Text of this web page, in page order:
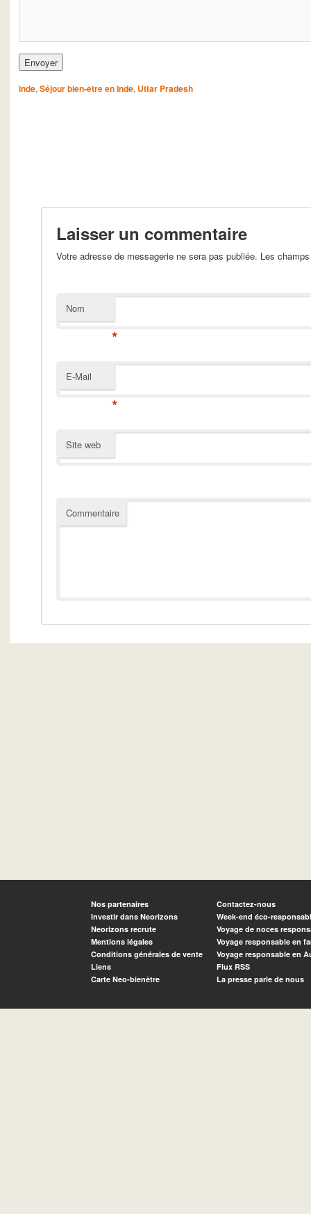
inde, Séjour bien-être en Inde, Uttar Pradesh
Laisser un commentaire
Votre adresse de messagerie ne sera pas publiée. Les
Nom
*
E-Mail
*
Site web
Commentaire
Nos partenaires
Investir dans Neorizons
Neorizons recrute
Mentions légales
Conditions générales de vente
Liens
Carte Neo-bienêtre
Contactez-nous
Week-end éco-
Voyage de noces
Voyage responsable en
Voyage responsable en
Flux RSS
La presse parle de nous